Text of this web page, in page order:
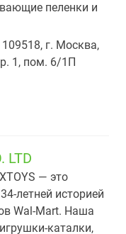
пеленки и
109518, г. Москва,
1, пом. 6/1П
LTD
— это
летней историей
Wal-Mart. Наша
каталки,